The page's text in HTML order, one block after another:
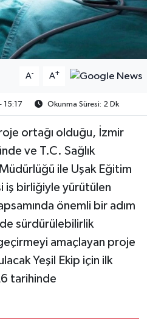
A- A+
15:17 Okunma Süresi: 2 Dk
ortağı olduğu, İzmir
ve T.C. Sağlık
Müdürlüğü ile Uşak Eğitim
iş birliğiyle yürütülen
önemli bir adım
sürdürülebilirlik
amaçlayan proje
Yeşil Ekip için ilk
tarihinde